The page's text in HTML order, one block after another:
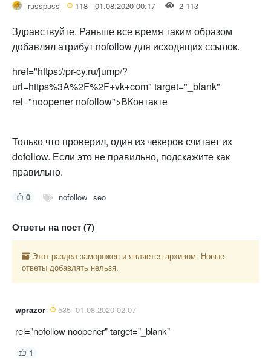
russpuss 118 01.08.2020 00:17 2 113
Здравствуйте. Раньше все время таким образом
добавлял атрибут nofollow для исходящих ссылок.
href="https://pr-cy.ru/jump/?
url=https%3A%2F%2F+vk+com" target="_blank"
rel="noopener nofollow">ВКонтакте
Только что проверил, один из чекеров считает их
dofollow. Если это не правильно, подскажите как
правильно.
0 nofollow seo
Ответы на пост (7)
Этот раздел заморожен и является архивом. Новые
ответы добавлять нельзя.
wprazor 535 01.08.2020 02:07
rel="nofollow noopener" target="_blank"
1